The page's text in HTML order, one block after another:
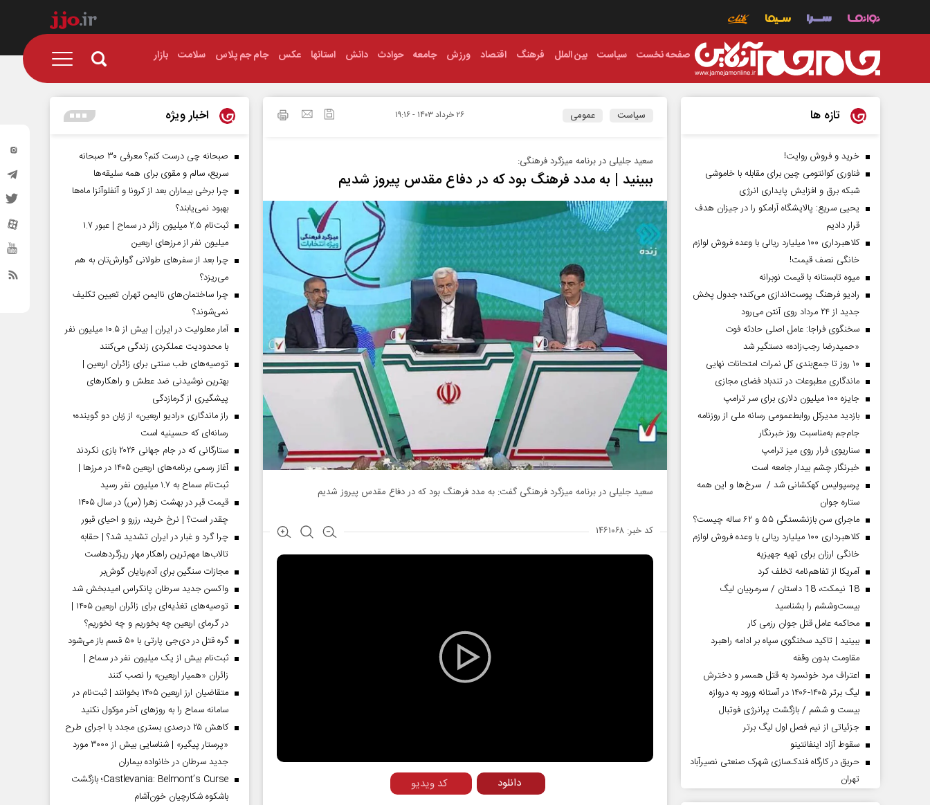
صفحه نخست سیاست بین الملل فرهنگ اقتصاد ورزش جامعه حوادث دانش استانها عکس جام جم پلاس سلامت بازار
سیاست عمومی ۲۶ خرداد ۱۴۰۳ - ۱۹:۱۶
سعید جلیلی در برنامه میزگرد فرهنگی:
ببینید | به مدد فرهنگ بود که در دفاع مقدس پیروز شدیم
سعید جلیلی در برنامه میزگرد فرهنگی گفت: به مدد فرهنگ بود که در دفاع مقدس پیروز شدیم
کد خبر: ۱۴۶۱۰۶۸
کد ویدیو
دانلود
تازه ها
خرید و فروش روایت!
فناوری کوانتومی چین برای مقابله با خاموشی
شبکه برق و افزایش پایداری انرژی
یحیی سریع: پالایشگاه آرامکو را در جیزان هدف
قرار دادیم
کلاهبرداری ۱۰۰ میلیارد ریالی با وعده فروش لوازم
خانگی نصف قیمت!
میوه تابستانه با قیمت نوبرانه
رادیو فرهنگ پوست‌اندازی می‌کند؛ جدول پخش
جدید از ۲۴ مرداد روی آنتن می‌رود
سخنگوی فراجا: عامل اصلی حادثه فوت
«حمیدرضا رجب‌زاده» دستگیر شد
۱۰ روز تا جمع‌بندی کل نمرات امتحانات نهایی
ماندگاری مطبوعات در تندباد فضای مجازی
جایزه ۱۰۰ میلیون دلاری برای سر ترامپ
بازدید مدیرکل روابط‌عمومی رسانه ملی از روزنامه
جام‌جم به‌مناسبت روز خبرنگار
سناریوی فرار روی میز ترامپ
خبرنگار چشم بیدار جامعه است
پرسپولیس کهکشانی شد / سرخ‌ها و این همه
ستاره جوان
ماجرای سن بازنشستگی ۵۵ و ۶۲ ساله چیست؟
کلاهبرداری ۱۰۰ میلیارد ریالی با وعده فروش لوازم
خانگی ارزان برای تهیه جهیزیه
آمریکا از تفاهم‌نامه تخلف کرد
18 نیمکت، 18 داستان / سرمربیان لیگ
بیست‌وششم را بشناسید
محاکمه عامل قتل جوان رزمی کار
ببینید | تاکید سخنگوی سپاه بر ادامه راهبرد
مقاومت بدون وقفه
اعتراف مرد خونسرد به قتل همسر و دخترش
لیگ برتر ۱۴۰۵-۱۴۰۶ در آستانه ورود به دروازه
بیست و ششم / بازگشت پرانرژی فوتبال
جزئیاتی از نیم فصل اول لیگ برتر
سقوط آزاد اینفانتینو
حریق در کارگاه فندک‌سازی شهرک صنعتی نصیرآباد
تهران
اخبار ویژه
صبحانه چی درست کنم؟ معرفی ۳۰ صبحانه
سریع، سالم و مقوی برای همه سلیقه‌ها
چرا برخی بیماران بعد از کرونا و آنفلوآنزا ماه‌ها
بهبود نمی‌یابند؟
ثبت‌نام ۲.۵ میلیون زائر در سماح | عبور ۱.۷
میلیون نفر از مرز‌های اربعین
چرا بعد از سفرهای طولانی گوارش‌تان به هم
می‌ریزد؟
چرا ساختمان‌های ناایمن تهران تعیین تکلیف
نمی‌شوند؟
آمار معلولیت در ایران | بیش از ۱۰.۵ میلیون نفر
با محدودیت عملکردی زندگی می‌کنند
توصیه‌های طب سنتی برای زائران اربعین |
بهترین نوشیدنی ضد عطش و راهکارهای
پیشگیری از گرمازدگی
راز ماندگاری «رادیو اربعین» از زبان دو گوینده؛
رسانه‌ای که حسینیه است
ستارگانی که در جام جهانی ۲۰۲۶ بازی نکردند
آغاز رسمی برنامه‌های اربعین ۱۴۰۵ در مرز‌ها |
ثبت‌نام سماح به ۱.۷ میلیون نفر رسید
قیمت قبر در بهشت زهرا (س) در سال ۱۴۰۵
چقدر است؟ | نرخ خرید، رزرو و احیای قبور
چرا گرد و غبار در ایران تشدید شد؟ | حقابه
تالاب‌ها مهم‌ترین راهکار مهار ریزگردهاست
مجازات سنگین برای آدم‌ربایان گوش‌بر
واکسن جدید سرطان پانکراس امیدبخش شد
توصیه‌های تغذیه‌ای برای زائران اربعین ۱۴۰۵ |
در گرمای اربعین چه بخوریم و چه نخوریم؟
گره قتل در دی‌جی پارتی با ۵۰ قسم باز می‌شود
ثبت‌نام بیش از یک میلیون نفر در سماح |
زائران «همیار اربعین» را نصب کنند
متقاضیان ارز اربعین ۱۴۰۵ بخوانند | ثبت‌نام در
سامانه سماح را به روز‌های آخر موکول نکنید
کاهش ۲۵ درصدی بستری مجدد با اجرای طرح
«پرستار پیگیر» | شناسایی بیش از ۳۰۰۰ مورد
جدید سرطان در خانواده بیماران
Castlevania: Belmont’s Curse؛ بازگشت
باشکوه شکارچیان خون‌آشام